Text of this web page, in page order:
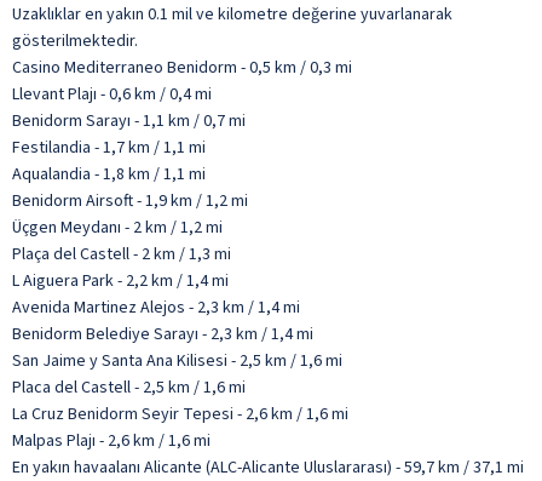
Uzaklıklar en yakın 0.1 mil ve kilometre değerine yuvarlanarak
gösterilmektedir.
Casino Mediterraneo Benidorm - 0,5 km / 0,3 mi
Llevant Plajı - 0,6 km / 0,4 mi
Benidorm Sarayı - 1,1 km / 0,7 mi
Festilandia - 1,7 km / 1,1 mi
Aqualandia - 1,8 km / 1,1 mi
Benidorm Airsoft - 1,9 km / 1,2 mi
Üçgen Meydanı - 2 km / 1,2 mi
Plaça del Castell - 2 km / 1,3 mi
L Aiguera Park - 2,2 km / 1,4 mi
Avenida Martinez Alejos - 2,3 km / 1,4 mi
Benidorm Belediye Sarayı - 2,3 km / 1,4 mi
San Jaime y Santa Ana Kilisesi - 2,5 km / 1,6 mi
Placa del Castell - 2,5 km / 1,6 mi
La Cruz Benidorm Seyir Tepesi - 2,6 km / 1,6 mi
Malpas Plajı - 2,6 km / 1,6 mi
En yakın havaalanı Alicante (ALC-Alicante Uluslararası) - 59,7 km / 37,1 mi